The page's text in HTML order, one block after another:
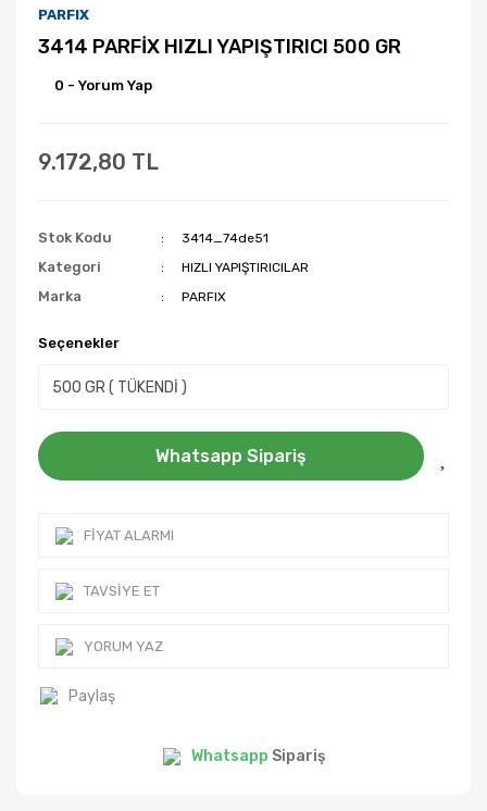
PARFIX
3414 PARFİX HIZLI YAPIŞTIRICI 500 GR
0 - Yorum Yap
9.172,80 TL
Stok Kodu 3414_74de51
Kategori HIZLI YAPIŞTIRICILAR
Marka PARFIX
Seçenekler
Whatsapp Sipariş
FIYAT ALARMI
TAVSIYE ET
YORUM YAZ
Paylaş
Whatsapp Sipariş